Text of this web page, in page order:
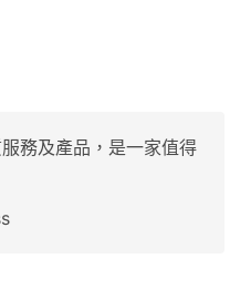
務及產品，是一家值得